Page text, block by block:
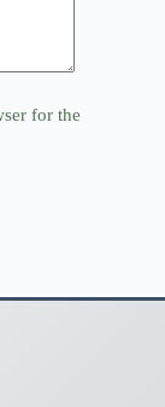
for the